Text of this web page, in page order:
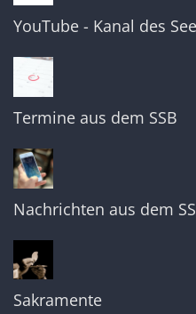
YouTube - Kanal des
Termine aus dem SSB
Nachrichten aus dem
Sakramente